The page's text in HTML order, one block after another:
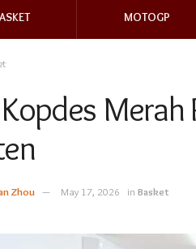
MOTOGP
Merah
Zhou May 17, 2026 in Basket